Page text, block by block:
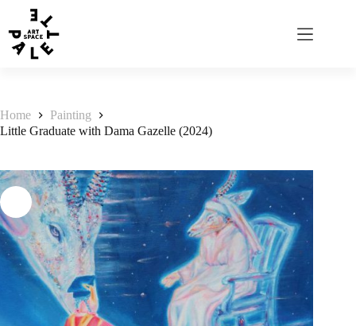
Home
Painting
Little Graduate with Dama Gazelle (2024)